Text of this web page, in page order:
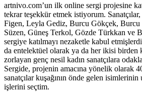
artnivo.com’un ilk online sergi projesine
tekrar teşekkür etmek istiyorum.
Figen, Leyla Gediz, Burcu Gökçek,
Süzen, Güneş Terkol, Gözde Türkkan ve
sergiye katılmayı nezaketle kabul
da entelektüel olarak ya da her ikisi birden
zorlayan genç nesil kadın sanatçılara
Sergide, projenin amacına yönelik olarak
sanatçılar kuşağının önde gelen
işlerini seçtim.